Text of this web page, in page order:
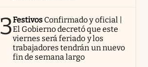
3Festivos Confirmado y oficial |
El Gobierno decretó que este
viernes será feriado y los
trabajadores tendrán un nuevo
fin de semana largo